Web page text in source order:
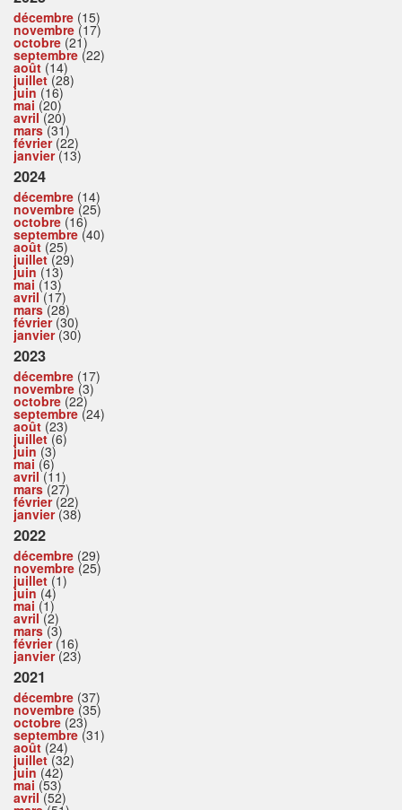
décembre (15)
novembre (17)
octobre (21)
septembre (22)
août (14)
juillet(28)
juin (16)
mai (20)
avril(20)
mars(31)
février(22)
janvier(13)
2024
décembre (14)
novembre (25)
octobre (16)
septembre (40)
août (25)
juillet(29)
juin (13)
mai (13)
avril(17)
mars(28)
février(30)
janvier(30)
2023
décembre (17)
novembre (3)
octobre (22)
septembre (24)
août (23)
juillet(6)
juin (3)
mai (6)
avril(11)
mars(27)
février(22)
janvier(38)
2022
décembre (29)
novembre (25)
juillet (1)
juin (4)
mai (1)
avril(2)
mars(3)
février(16)
janvier(23)
2021
décembre (37)
novembre (35)
octobre (23)
septembre (31)
août (24)
juillet(32)
juin (42)
mai (53)
avril(52)